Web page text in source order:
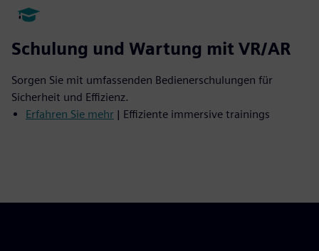
Schulung und Wartung mit VR/AR
Sorgen Sie mit umfassenden Bedienerschulungen für
Sicherheit und Effizienz.
Erfahren Sie mehr | Effiziente immersive trainings